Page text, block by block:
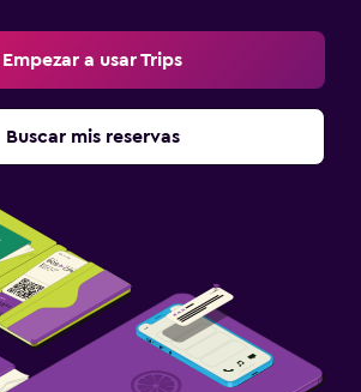
Empezar a usar Trips
Buscar mis reservas